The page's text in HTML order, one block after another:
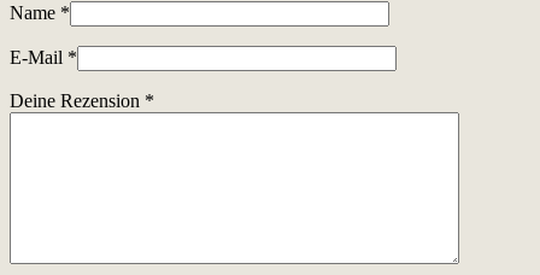
Name *
E-Mail *
Deine Rezension *